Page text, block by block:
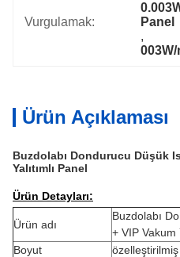
Vurgulamak:
Panel
,
003W/
Ürün Açıklaması
Buzdolabı Dondurucu Düşük
Yalıtımlı Panel
Ürün Detayları:
Ürün adı
Buzdolabı
+ VIP Vakum
Boyut
özelleştirilmiş